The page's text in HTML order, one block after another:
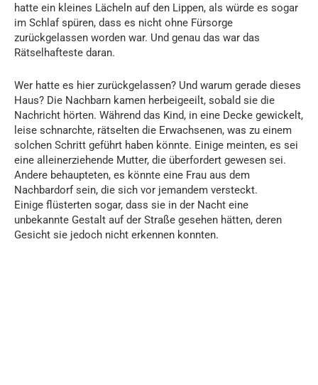
hatte ein kleines Lächeln auf den Lippen, als würde es sogar
im Schlaf spüren, dass es nicht ohne Fürsorge
zurückgelassen worden war. Und genau das war das
Rätselhafteste daran.
Wer hatte es hier zurückgelassen? Und warum gerade dieses
Haus? Die Nachbarn kamen herbeigeeilt, sobald sie die
Nachricht hörten. Während das Kind, in eine Decke gewickelt,
leise schnarchte, rätselten die Erwachsenen, was zu einem
solchen Schritt geführt haben könnte. Einige meinten, es sei
eine alleinerziehende Mutter, die überfordert gewesen sei.
Andere behaupteten, es könnte eine Frau aus dem
Nachbardorf sein, die sich vor jemandem versteckt.
Einige flüsterten sogar, dass sie in der Nacht eine
unbekannte Gestalt auf der Straße gesehen hätten, deren
Gesicht sie jedoch nicht erkennen konnten.